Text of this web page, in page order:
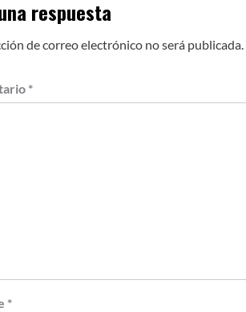
respuesta
de correo electrónico no será publicada.
*
*